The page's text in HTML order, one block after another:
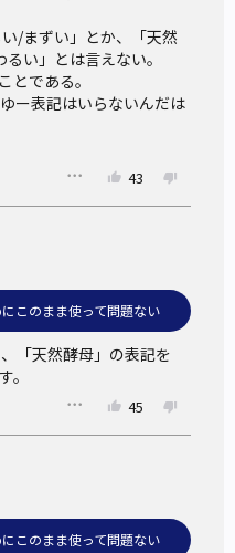
ら健康によい/わるい」と
である。
ロミセスセルビシエ菌」を
「イースト」で、「酵母」
は1930年に製造販売が始ま
母の主流となっている。
、イーストは養殖の酵母で
だろう。しかし人間の手に
トを「養殖」とするのであ
う考えると、イーストも
どちらも天然であると同時
/まずい」とか、「天然
い」とは言えない。
とである。
ー表記はいらないんだは
43
このまま使って問題ない
「天然酵母」の表記を
。
45
このまま使って問題ない